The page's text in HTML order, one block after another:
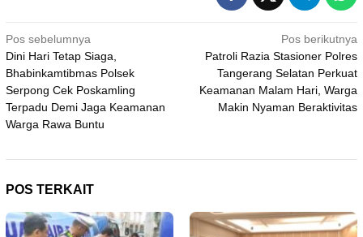
Navigasi
pos
Pos sebelumnya
Dini Hari Tetap Siaga,
Bhabinkamtibmas Polsek
Serpong Cek Poskamling
Terpadu Demi Jaga Keamanan
Warga Rawa Buntu
Pos berikutnya
Patroli Razia Stasioner Polres
Tangerang Selatan Perkuat
Keamanan Malam Hari, Warga
Makin Nyaman Beraktivitas
POS TERKAIT